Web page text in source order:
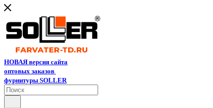
НОВАЯ версия сайта
оптовых заказов
фурнитуры SOLLER